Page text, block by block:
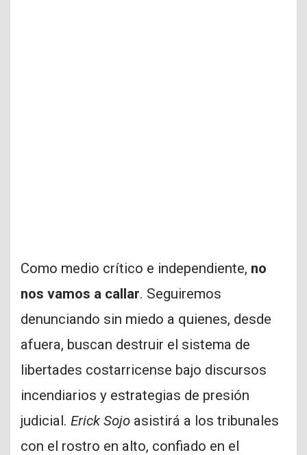
Como medio crítico e independiente, no
nos vamos a callar. Seguiremos
denunciando sin miedo a quienes, desde
afuera, buscan destruir el sistema de
libertades costarricense bajo discursos
incendiarios y estrategias de presión
judicial. Erick Sojo asistirá a los tribunales
con el rostro en alto, confiado en el